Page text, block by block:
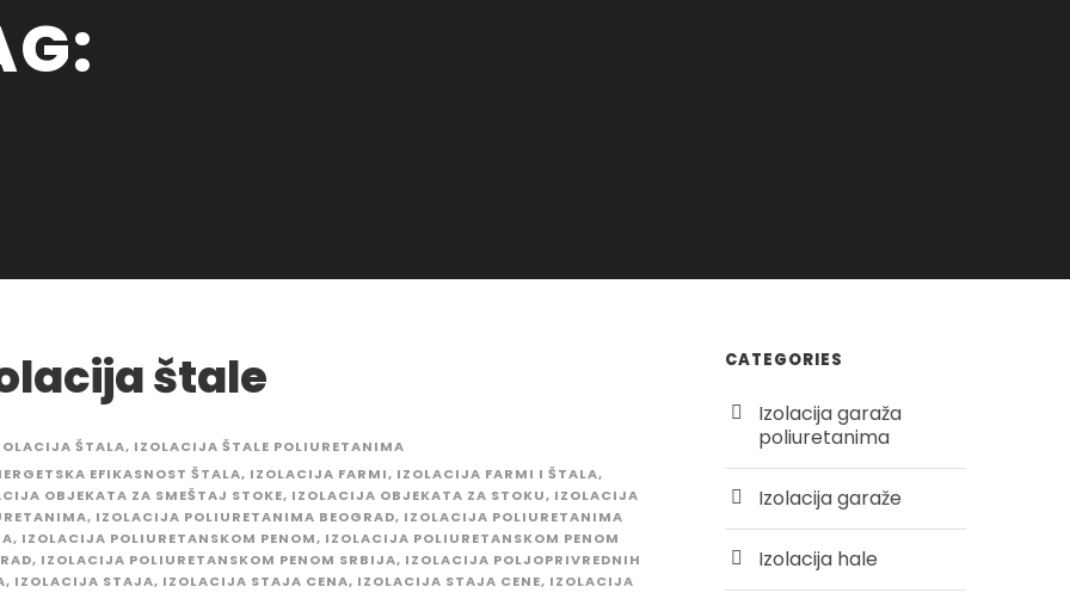
štale
ŠTALA, IZOLACIJA ŠTALE POLIURETANIMA
EFIKASNOST ŠTALA, IZOLACIJA FARMI, IZOLACIJA FARMI I ŠTALA,
OBJEKATA ZA SMEŠTAJ STOKE, IZOLACIJA OBJEKATA ZA STOKU, IZOLACIJA
, IZOLACIJA POLIURETANIMA BEOGRAD, IZOLACIJA POLIURETANIMA
, IZOLACIJA POLIURETANSKOM PENOM, IZOLACIJA POLIURETANSKOM PENOM
, IZOLACIJA POLIURETANSKOM PENOM SRBIJA, IZOLACIJA POLJOPRIVREDNIH
, IZOLACIJA STAJA, IZOLACIJA STAJA CENA, IZOLACIJA STAJA CENE, IZOLACIJA
CATEGORIES
Izolacija garaža
poliuretanima
Izolacija garaže
Izolacija hale